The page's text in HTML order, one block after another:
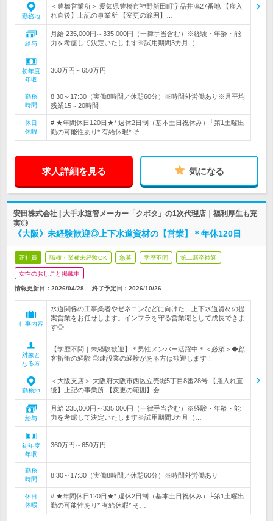
勤務地
＜豊橋営業所＞ 愛知県豊橋市神野新田町字品井潟27番地 【雇入
れ直後】上記の事業所 【変更の範囲】…
給与
月給 235,000円～335,000円（一律手当含む）※経験・年齢・能
力を考慮して決定いたします※試用期間3カ月（…
初年度
年収
360万円～650万円
勤務
時間
8:30～17:30（実働8時間／休憩60分）※時間外労働あり※月平均
残業15～20時間
休日
休暇
# ★年間休日120日★* 週休2日制（基本土日祝休み）└第1土曜出
勤の可能性あり* 有給休暇* そ…
求人詳細を見る 気になる
安田株式会社 | 大手水道管メーカー「クボタ」の1次代理店｜福利厚生も充
実◎
《大阪》未経験歓迎◎上下水道資材の【営業】＊年休120日
正社員 職種・業種未経験OK 急募 学歴不問 第二新卒歓迎
女性のおしごと掲載中
情報更新日：2026/04/28 終了予定日： 2026/10/26
仕事内容
水道関係の工事業者やゼネコンなどに向けた、上下水道資材の提
案営業をお任せします。インフラを守る営業職として成長できま
す◎
対象と
なる方
【学歴不問｜未経験歓迎】＊男性メンバー活躍中＊＜必須＞◆顧
客折衝の経験 ◎建設業の経験がある方は歓迎します！
勤務地
＜大阪支店＞ 大阪府大阪市西区立売堀5丁目8番28号 【雇入れ直
後】上記の事業所 【変更の範囲】会…
給与
月給 235,000円～335,000円（一律手当含む）※経験・年齢・能
力を考慮して決定いたします※試用期間3カ月（…
初年度
年収
360万円～650万円
勤務
時間
8:30～17:30（実働8時間／休憩60分）※時間外労働あり
休日
休暇
# ★年間休日120日★* 週休2日制（基本土日祝休み）└第1土曜出
勤の可能性あり* 有給休暇* そ…